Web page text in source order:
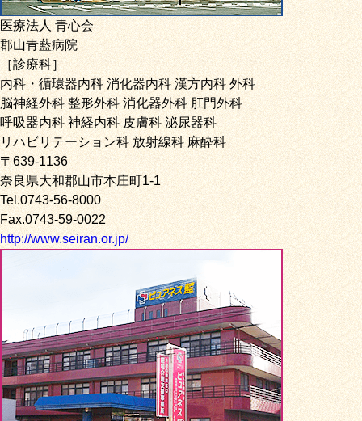
医療法人 青心会
郡山青藍病院
［診療科］
内科・循環器内科 消化器内科 漢方内科 外科
脳神経外科 整形外科 消化器外科 肛門外科
呼吸器内科 神経内科 皮膚科 泌尿器科
リハビリテーション科 放射線科 麻酔科
〒639-1136
奈良県大和郡山市本庄町1-1
Tel.0743-56-8000
Fax.0743-59-0022
http://www.seiran.or.jp/